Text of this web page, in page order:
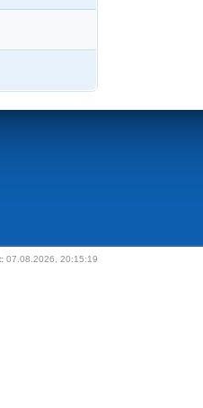
07.08.2026, 20:15:19